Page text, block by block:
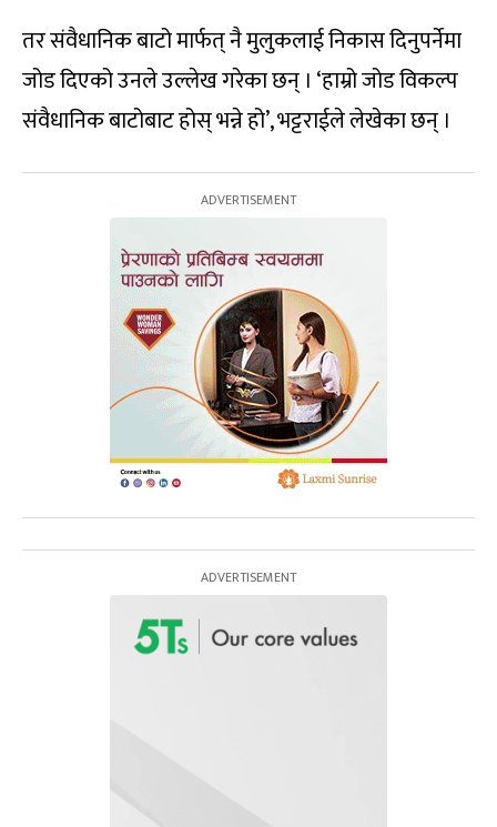
तर संवैधानिक बाटो मार्फत् नै मुलुकलाई निकास दिनुपर्नेमा
जोड दिएको उनले उल्लेख गरेका छन् । ‘हाम्रो जोड विकल्प
संवैधानिक बाटोबाट होस् भन्ने हो’, भट्टराईले लेखेका छन् ।